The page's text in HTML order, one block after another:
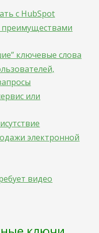
с HubSpot
преимуществами
ключевые слова
или
электронной
видео